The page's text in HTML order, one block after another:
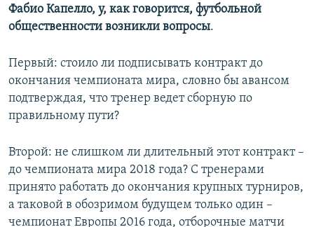
Фабио Капелло, у, как говорится, футбольной
общественности возникли вопросы.
Первый: стоило ли подписывать контракт до
окончания чемпионата мира, словно бы авансом
подтверждая, что тренер ведет сборную по
правильному пути?
Второй: не слишком ли длительный этот контракт –
до чемпионата мира 2018 года? С тренерами
принято работать до окончания крупных турниров,
а таковой в обозримом будущем только один –
чемпионат Европы 2016 года, отборочные матчи